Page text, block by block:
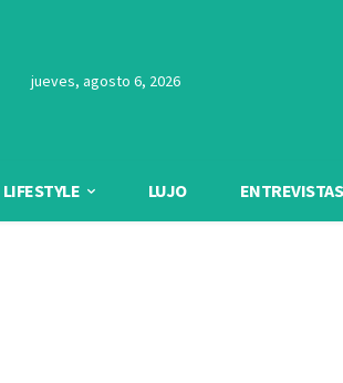
jueves, agosto 6, 2026
LIFESTYLE LUJO ENTREVISTAS